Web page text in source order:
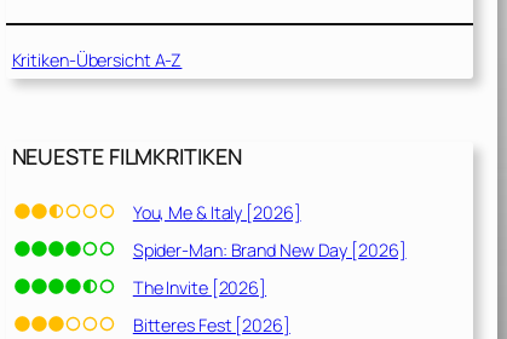
Kritiken-Übersicht A-Z
NEUESTE FILMKRITIKEN
You, Me & Italy [2026]
Spider-Man: Brand New Day [2026]
The Invite [2026]
Bitteres Fest [2026]